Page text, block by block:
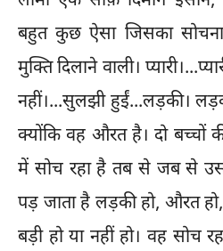
बहुत कुछ ऐसा जिसका
मुक्ति दिलाने वाली।
नहीं।...सुलझी हुईं...लड़की।
क्योंकि वह औरत है। दो बच्चों
में सोच रहा है तब से जब से
पड़ जाता है लड़की हो, औरत हो,
बड़ी हो या नहीं हो। वह सोच